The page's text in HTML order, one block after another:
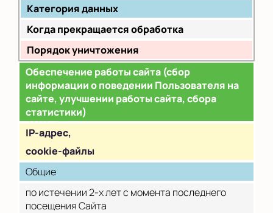
Категория данных
Когда прекращается обработка
Порядок уничтожения
Обеспечение работы сайта (сбор
информации о поведении Пользователя на
сайте, улучшении работы сайта, сбора
статистики)
IP-адрес,
cookie-файлы
Общие
по истечении 2-х лет с момента последнего
посещения Сайта